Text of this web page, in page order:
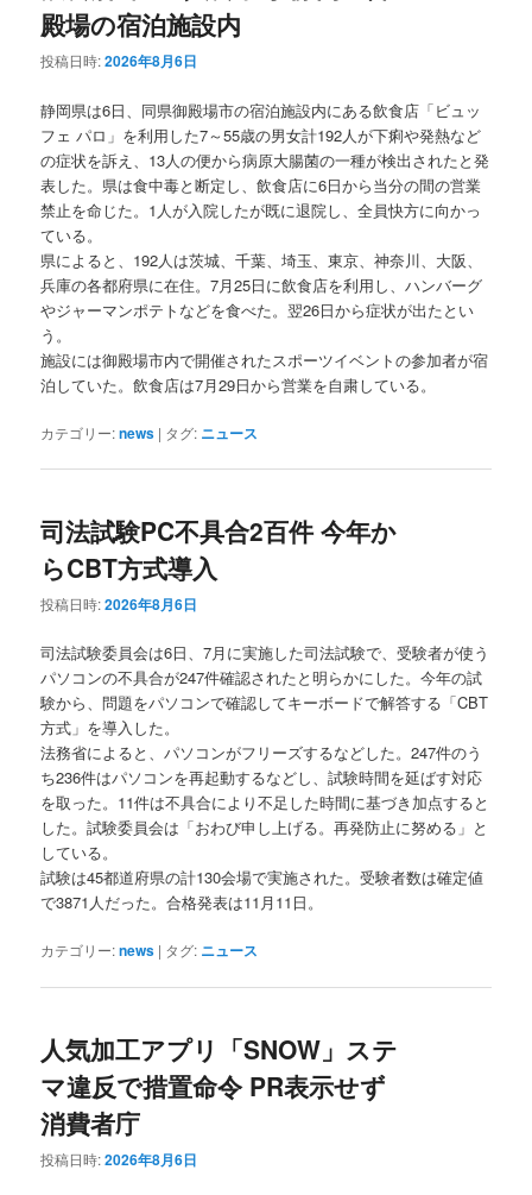
殿場の宿泊施設内
投稿日時:2026年8月6日
静岡県は6日、同県御殿場市の宿泊施設内にある飲食店「ビュッ
フェ パロ」を利用した7～55歳の男女計192人が下痢や発熱など
の症状を訴え、13人の便から病原大腸菌の一種が検出されたと発
表した。県は食中毒と断定し、飲食店に6日から当分の間の営業
禁止を命じた。1人が入院したが既に退院し、全員快方に向かっ
ている。
県によると、192人は茨城、千葉、埼玉、東京、神奈川、大阪、
兵庫の各都府県に在住。7月25日に飲食店を利用し、ハンバーグ
やジャーマンポテトなどを食べた。翌26日から症状が出たとい
う。
施設には御殿場市内で開催されたスポーツイベントの参加者が宿
泊していた。飲食店は7月29日から営業を自粛している。
カテゴリー:news | タグ: ニュース
司法試験PC不具合2百件 今年か
らCBT方式導入
投稿日時:2026年8月6日
司法試験委員会は6日、7月に実施した司法試験で、受験者が使う
パソコンの不具合が247件確認されたと明らかにした。今年の試
験から、問題をパソコンで確認してキーボードで解答する「CBT
方式」を導入した。
法務省によると、パソコンがフリーズするなどした。247件のう
ち236件はパソコンを再起動するなどし、試験時間を延ばす対応
を取った。11件は不具合により不足した時間に基づき加点すると
した。試験委員会は「おわび申し上げる。再発防止に努める」と
している。
試験は45都道府県の計130会場で実施された。受験者数は確定値
で3871人だった。合格発表は11月11日。
カテゴリー:news | タグ: ニュース
人気加工アプリ「SNOW」ステ
マ違反で措置命令 PR表示せず
消費者庁
投稿日時:2026年8月6日